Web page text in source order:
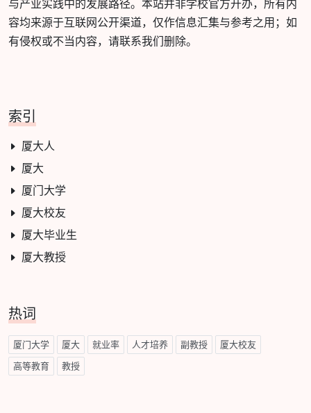
与产业实践中的发展路径。本站并非学校官方开办，所有内
容均来源于互联网公开渠道，仅作信息汇集与参考之用；如
有侵权或不当内容，请联系我们删除。
索引
厦大人
厦大
厦门大学
厦大校友
厦大毕业生
厦大教授
热词
厦门大学 厦大 就业率 人才培养 副教授 厦大校友
高等教育 教授